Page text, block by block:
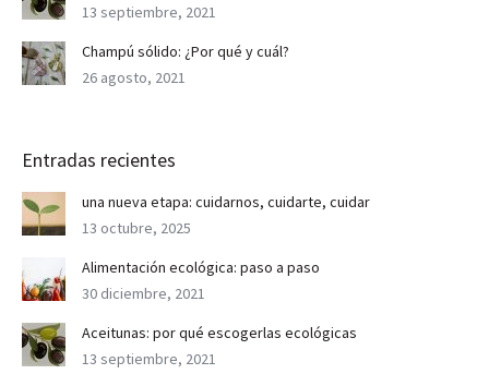
13 septiembre, 2021
Champú sólido: ¿Por qué y cuál?
26 agosto, 2021
Entradas recientes
una nueva etapa: cuidarnos, cuidarte, cuidar
13 octubre, 2025
Alimentación ecológica: paso a paso
30 diciembre, 2021
Aceitunas: por qué escogerlas ecológicas
13 septiembre, 2021